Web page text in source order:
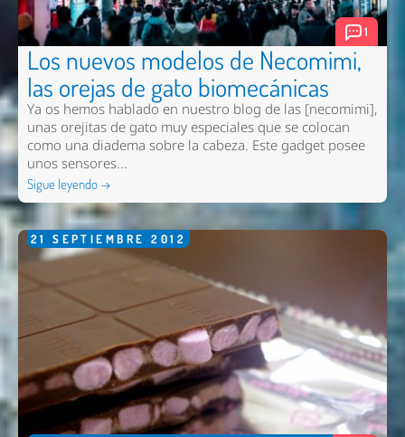
1
Los nuevos modelos de Necomimi,
las orejas de gato biomecánicas
Ya os hemos hablado en nuestro blog de las [necomimi],
unas orejitas de gato muy especiales que se colocan
como una diadema sobre la cabeza. Este gadget posee
unos sensores...
Sigue leyendo →
21 SEPTIEMBRE 2012